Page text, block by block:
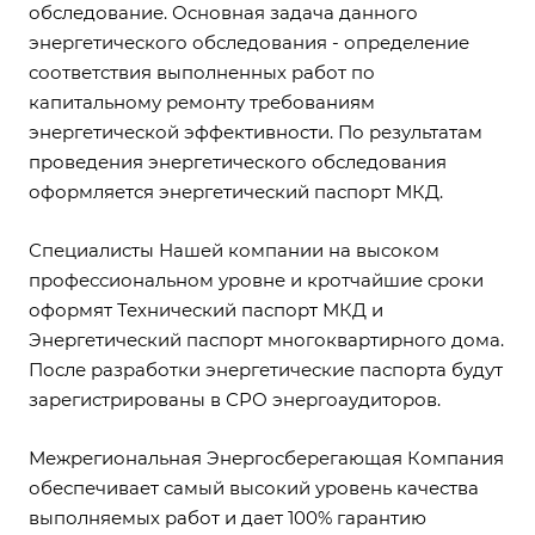
обследование. Основная задача данного
энергетического обследования - определение
соответствия выполненных работ по
капитальному ремонту требованиям
энергетической эффективности. По результатам
проведения энергетического обследования
оформляется энергетический паспорт МКД.
Специалисты Нашей компании на высоком
профессиональном уровне и кротчайшие сроки
оформят Технический паспорт МКД и
Энергетический паспорт многоквартирного дома.
После разработки энергетические паспорта будут
зарегистрированы в СРО энергоаудиторов.
Межрегиональная Энергосберегающая Компания
обеспечивает самый высокий уровень качества
выполняемых работ и дает 100% гарантию